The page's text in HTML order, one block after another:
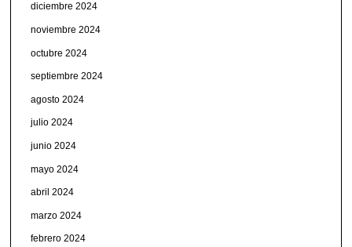
diciembre 2024
noviembre 2024
octubre 2024
septiembre 2024
agosto 2024
julio 2024
junio 2024
mayo 2024
abril 2024
marzo 2024
febrero 2024